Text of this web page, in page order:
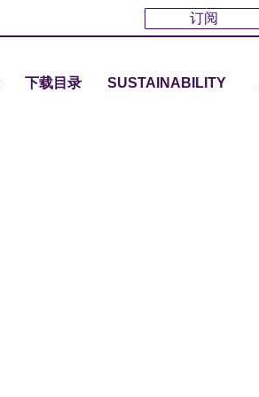
订阅
下载目录 SUSTAINABILITY